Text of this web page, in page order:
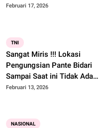
Ramadhan Sehingga Para
Mencari
Februari 17, 2026
TNI
Sangat Miris !!! Lokasi
Pengungsian Pante Bidari
Sampai Saat ini Tidak Ada
Bangunan Huntara
Februari 13, 2026
NASIONAL